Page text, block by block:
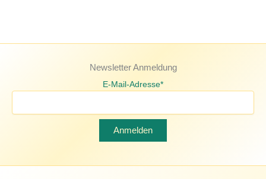
Newsletter Anmeldung
E-Mail-Adresse*